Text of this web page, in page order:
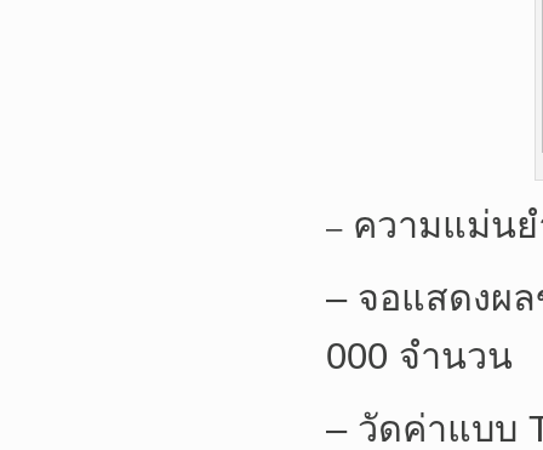
–ความแม่นย
– จอแสดงผ
000 จำนวน
– วัดค่าแบบ